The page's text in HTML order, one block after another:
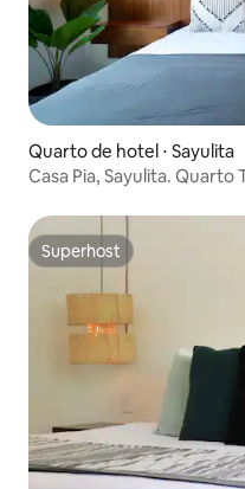
Quarto de hotel ⋅ Sayulita
Casa Pia, Sayulita. Quarto
Superhost
Superhost